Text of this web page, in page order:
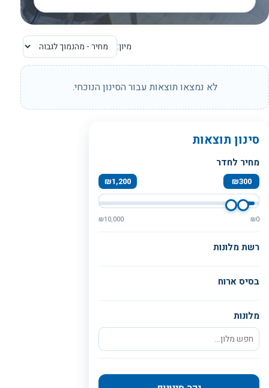
מיון:
לא נמצאו תוצאות עבור הסינון הנוכחי.
סינון תוצאות
מחיר לחדר
₪300
₪1,200
₪0
₪10,000
רשת מלונות
בסיס ארוח
מלונות